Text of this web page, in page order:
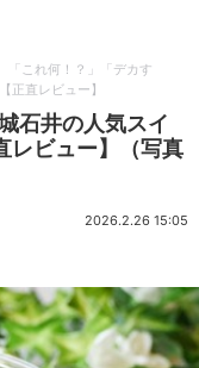
「これ何！？」「デカす
正直レビュー】
石井の人気スイ
レビュー】（写真
2026.2.26 15:05